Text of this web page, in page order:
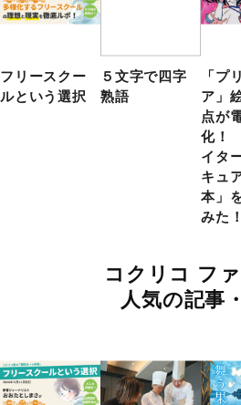
フリースクー
ルという選択
５文字で四字
熟語
「プ
ア」
点が
化！
イタ
キュ
本」
みた！
コクリコ フ
人気の記事